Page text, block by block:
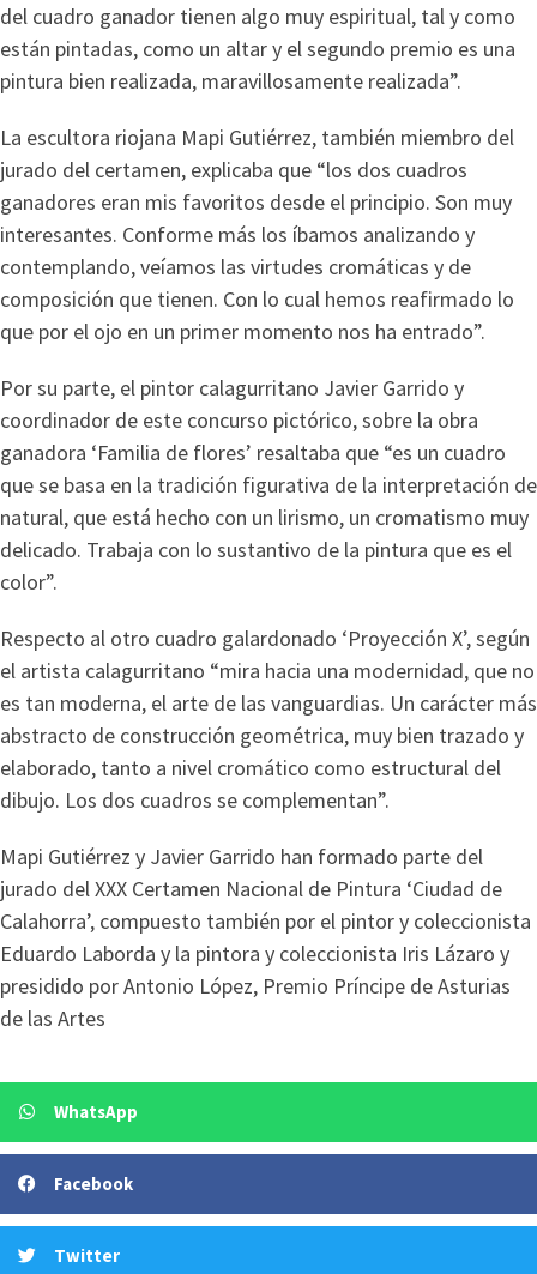
del cuadro ganador tienen algo muy espiritual, tal y como
están pintadas, como un altar y el segundo premio es una
pintura bien realizada, maravillosamente realizada”.
La escultora riojana Mapi Gutiérrez, también miembro del
jurado del certamen, explicaba que “los dos cuadros
ganadores eran mis favoritos desde el principio. Son muy
interesantes. Conforme más los íbamos analizando y
contemplando, veíamos las virtudes cromáticas y de
composición que tienen. Con lo cual hemos reafirmado lo
que por el ojo en un primer momento nos ha entrado”.
Por su parte, el pintor calagurritano Javier Garrido y
coordinador de este concurso pictórico, sobre la obra
ganadora ‘Familia de flores’ resaltaba que “es un cuadro
que se basa en la tradición figurativa de la interpretación de
natural, que está hecho con un lirismo, un cromatismo muy
delicado. Trabaja con lo sustantivo de la pintura que es el
color”.
Respecto al otro cuadro galardonado ‘Proyección X’, según
el artista calagurritano “mira hacia una modernidad, que no
es tan moderna, el arte de las vanguardias. Un carácter más
abstracto de construcción geométrica, muy bien trazado y
elaborado, tanto a nivel cromático como estructural del
dibujo. Los dos cuadros se complementan”.
Mapi Gutiérrez y Javier Garrido han formado parte del
jurado del XXX Certamen Nacional de Pintura ‘Ciudad de
Calahorra’, compuesto también por el pintor y coleccionista
Eduardo Laborda y la pintora y coleccionista Iris Lázaro y
presidido por Antonio López, Premio Príncipe de Asturias
de las Artes
WhatsApp
Facebook
Twitter